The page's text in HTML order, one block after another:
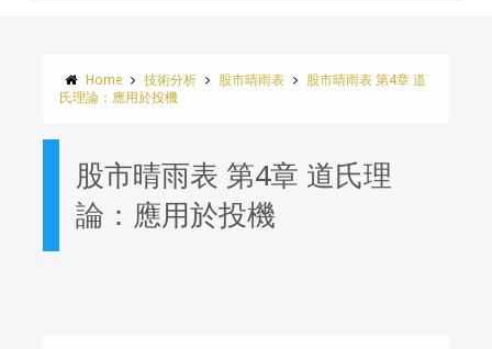
Home 技術分析 股市晴雨表
股市晴雨表 第4章 道
氏理論：應用於投機
股市晴雨表 第4章 道氏理
論：應用於投機